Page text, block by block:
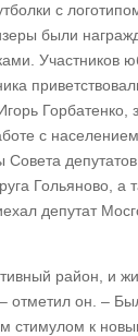
с
были
Участников
Горбатенко,
с
Совета депутатов
Гольяново, а
депутат
район, и
отметил он. –
стимулом к